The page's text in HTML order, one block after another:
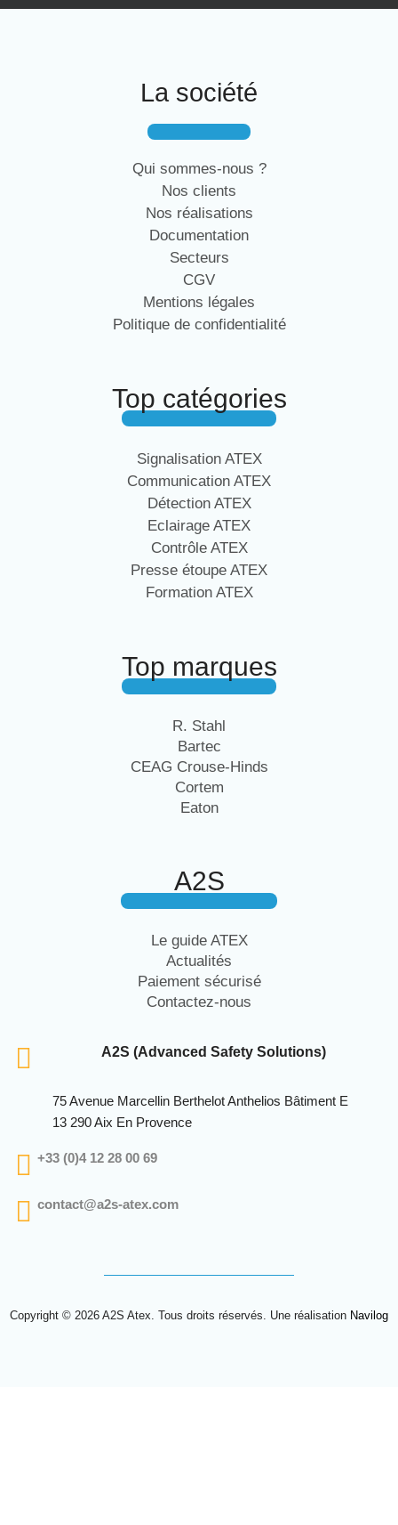
La société
Qui sommes-nous ?
Nos clients
Nos réalisations
Documentation
Secteurs
CGV
Mentions légales
Politique de confidentialité
Top catégories
Signalisation ATEX
Communication ATEX
Détection ATEX
Eclairage ATEX
Contrôle ATEX
Presse étoupe ATEX
Formation ATEX
Top marques
R. Stahl
Bartec
CEAG Crouse-Hinds
Cortem
Eaton
A2S
Le guide ATEX
Actualités
Paiement sécurisé
Contactez-nous
A2S (Advanced Safety Solutions)
75 Avenue Marcellin Berthelot Anthelios Bâtiment E
13 290 Aix En Provence
+33 (0)4 12 28 00 69
contact@a2s-atex.com
Copyright © 2026 A2S Atex. Tous droits réservés. Une réalisation Navilog